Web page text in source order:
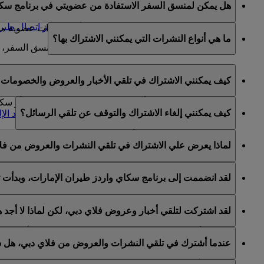
تعديل أي معلومات في الحساب تتعلق بعضوية العضو
يمكنكم تعيين منسق سفر عن طريق الاتصال بمركز اتصال
لمزيد من المعلومات حول شروط وأحكام تعيين منسق
هل يمكن لمنسق السفر الاستفادة من عضويتي في برنامج
منسقو السفر غير مخولين للحصول على أية امتيازات عضوية
ما هي أنواع النشرات التي يمكنني الاشتراك بها؟
أخبار وعروض فلاي دبي
كيف يمكنني الاشتراك في تلقي الأخبار والعروض والخصومات
يمكنكم الاشتراك لتلقي أخبار وعروض طيران الإمارات و/
واردز الخاص بكم والانتقال إلى قسم " إدارة اشتراكات البريد
كيف يمكنني إلغاء الاشتراك والتوقف عن تلقي الرسائل؟
يمكنكم إلغاء الاشتراك في أي وقت عبر رابط إلغاء
طيران الإمارات أو عبر التواصل مع طيران الإمارات أو
لماذا يعرض علي الاشتراك في تلقي النشرات والعروض من
يشمل برنامج الولاء سكاي واردز طيران الإمارات كلا من
لقد انضممت إلى برنامج سكاي واردز طيران الإمارات،
لقد اتيح لكم خيار الاشتراك لتلقي النشرات والعروض من
الخاصة بكم على هذا الأساس.
لقد اشتركت لتلقي أخبار وعروض فلاي دبي، لكن لماذا لا
هذا يعني أن عنوان البريد الإلكتروني المستخدم مرتبط
يرجى تسجيل الدخول إلى حساب سكاي واردز طيران
عندما أشترك في تلقي النشرات والعروض من فلاي دبي، هل